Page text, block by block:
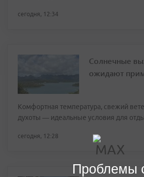
сегодня, 12:34
Солнечные
ожидают
Комфортная температура, свежий
духоты — идеальные условия для
сегодня, 12:28
Проблемы